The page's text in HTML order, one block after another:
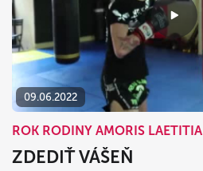
09.06.2022
ROK RODINY AMORIS LAETITIA
ZDEDIŤ VÁŠEŇ